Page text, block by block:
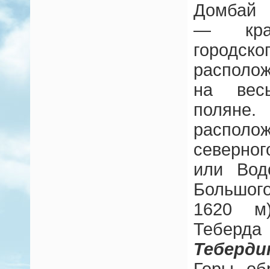
Домбай
—
на
или
1620